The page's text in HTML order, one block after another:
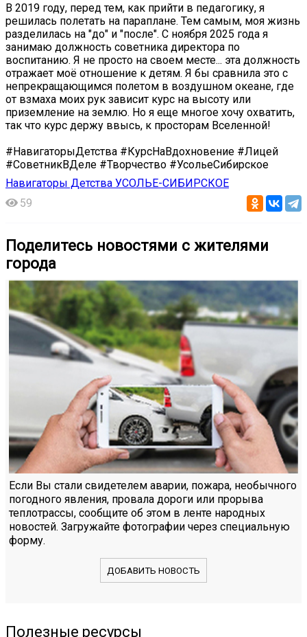
В 2019 году, перед тем, как прийти в педагогику, я
решилась полетать на параплане. Тем самым, моя жизнь
разделилась на "до" и "после". С ноября 2025 года я
занимаю должность советника директора по
воспитанию. Я не просто на своем месте... эта должность
отражает моё отношение к детям. Я бы сравнила это с
непрекращающимся полетом в воздушном океане, где
от взмаха моих рук зависит курс на высоту или
приземление на землю. Но я еще многое хочу охватить,
так что курс держу ввысь, к просторам Вселенной!
#НавигаторыДетства #КурсНаВдохновение #Лицей
#СоветникВДеле #Творчество #УсольеСибирское
Навигаторы Детства УСОЛЬЕ-СИБИРСКОЕ
59
Поделитесь новостями с жителями
города
Если Вы стали свидетелем аварии, пожара, необычного
погодного явления, провала дороги или прорыва
теплотрассы, сообщите об этом в ленте народных
новостей. Загружайте фотографии через специальную
форму.
ДОБАВИТЬ НОВОСТЬ
Полезные ресурсы